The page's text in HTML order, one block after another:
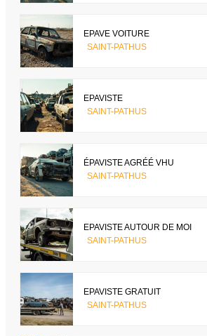
EPAVE VOITURE
SAINT-PATHUS
EPAVISTE
SAINT-PATHUS
ÉPAVISTE AGRÉÉ VHU
SAINT-PATHUS
EPAVISTE AUTOUR DE MOI
SAINT-PATHUS
EPAVISTE GRATUIT
SAINT-PATHUS